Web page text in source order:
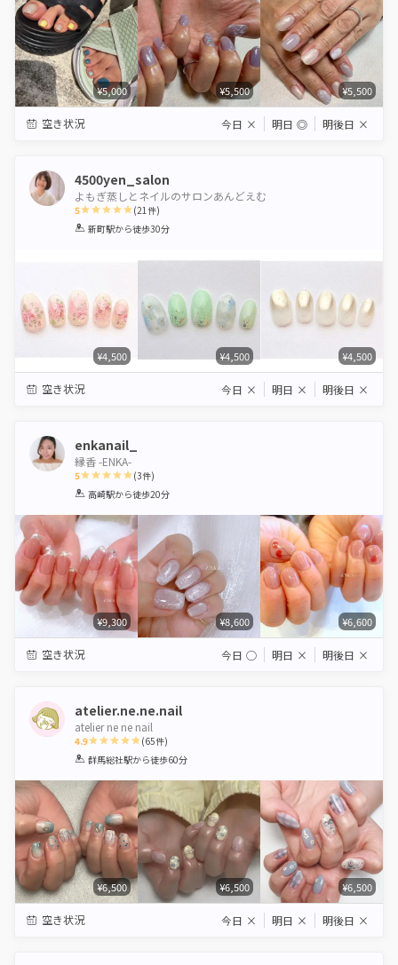
¥5,000 ¥5,500 ¥5,500
空き状況 今日 × 明日 ◎ 明後日 ×
4500yen_salon
よもぎ蒸しとネイルのサロンあんどえむ
5
1 2 3 4 5
(21件)
新町駅から徒歩30分
¥4,500 ¥4,500 ¥4,500
空き状況 今日 × 明日 × 明後日 ×
enkanail_
縁香 -ENKA-
5
1 2 3 4 5
(3件)
高崎駅から徒歩20分
¥9,300 ¥8,600 ¥6,600
空き状況 今日 ◯ 明日 × 明後日 ×
atelier.ne.ne.nail
atelier ne ne nail
4.9
1 2 3 4 5
(65件)
群馬総社駅から徒歩60分
¥6,500 ¥6,500 ¥6,500
空き状況 今日 × 明日 × 明後日 ×